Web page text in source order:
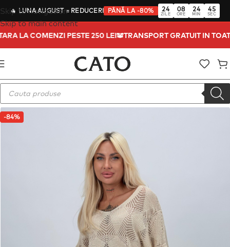
🔥 LUNA AUGUST= REDUCERI PÂNĂ LA -80% 24
ZILE
08
ORE
24
MIN
44
SEC
Skip to navigation
Skip to main content
TARA LA COMENZI PESTE 250 LEI TRANSPORT GRATUIT IN
-84%